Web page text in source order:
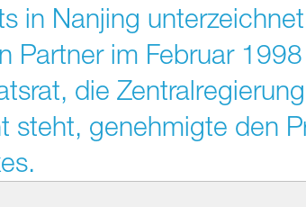
in Nanjing
Partner im Februar
die
steht, genehmigte den